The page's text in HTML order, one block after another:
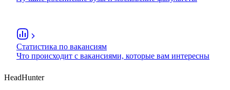
Статистика по вакансиям
Что происходит с вакансиями, которые вам интересны
HeadHunter